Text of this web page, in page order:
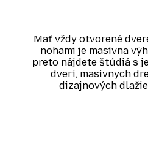
Mať vždy otvorené
nohami je masívna
preto nájdete štúdiá s
dverí, masívnych
dizajnových